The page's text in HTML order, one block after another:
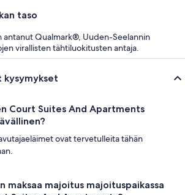
taso
antanut Qualmark®, Uuden-Seelannin
virallisten tähtiluokitusten antaja.
kysymykset
Court Suites And Apartments
ovat tervetulleita tähän
maksaa majoitus majoituspaikassa